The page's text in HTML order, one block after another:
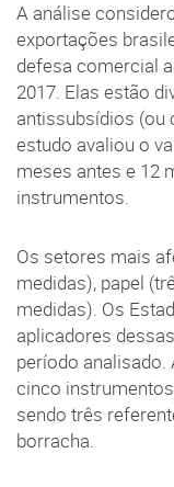
A análise
exportações
defesa comercial
2017. Elas estão
antissubsídios (ou
estudo avaliou o
meses antes e 12
instrumentos.
Os setores mais
medidas), papel
medidas). Os
aplicadores
período
cinco
sendo três
borracha.